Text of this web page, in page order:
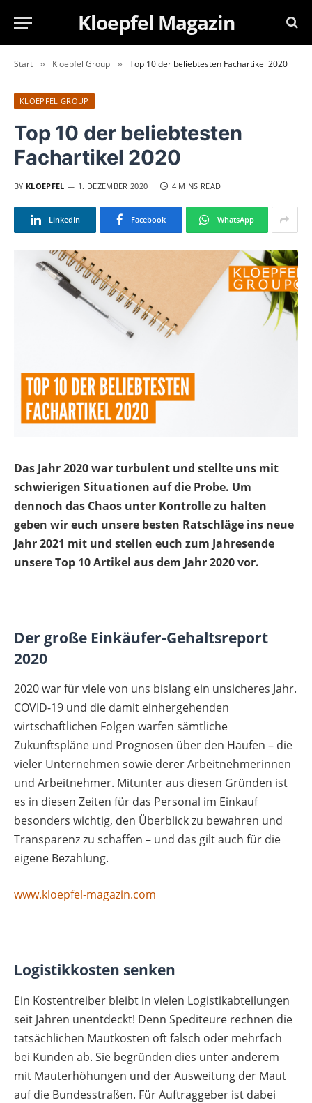
Kloepfel Magazin
Start » Kloepfel Group » Top 10 der beliebtesten Fachartikel 2020
KLOEPFEL GROUP
Top 10 der beliebtesten
Fachartikel 2020
BY KLOEPFEL 1. DEZEMBER 2020 4 MINS READ
LinkedIn Facebook WhatsApp
Das Jahr 2020 war turbulent und stellte uns mit
schwierigen Situationen auf die Probe. Um
dennoch das Chaos unter Kontrolle zu halten
geben wir euch unsere besten Ratschläge ins neue
Jahr 2021 mit und stellen euch zum Jahresende
unsere Top 10 Artikel aus dem Jahr 2020 vor.
Der große Einkäufer-Gehaltsreport
2020
2020 war für viele von uns bislang ein unsicheres Jahr.
COVID-19 und die damit einhergehenden
wirtschaftlichen Folgen warfen sämtliche
Zukunftspläne und Prognosen über den Haufen – die
vieler Unternehmen sowie derer Arbeitnehmerinnen
und Arbeitnehmer. Mitunter aus diesen Gründen ist
es in diesen Zeiten für das Personal im Einkauf
besonders wichtig, den Überblick zu bewahren und
Transparenz zu schaffen – und das gilt auch für die
eigene Bezahlung.
www.kloepfel-magazin.com
Logistikkosten senken
Ein Kostentreiber bleibt in vielen Logistikabteilungen
seit Jahren unentdeckt! Denn Spediteure rechnen die
tatsächlichen Mautkosten oft falsch oder mehrfach
bei Kunden ab. Sie begründen dies unter anderem
mit Mauterhöhungen und der Ausweitung der Maut
auf die Bundesstraßen. Für Auftraggeber ist dabei